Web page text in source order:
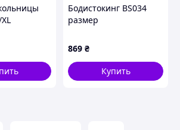
Бодистокинг BS034
размер
Красный (PBS034R) D1-
2026
869 ₴
Купить